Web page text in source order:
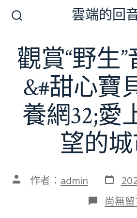
切
換
開
雲端的回
觀賞“野生
&#甜心寶
養網32;愛
望的
文 作者： admin 發
表
日
期
在
〈觀
尚無